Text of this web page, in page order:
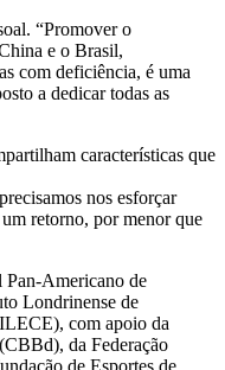
“Promover o
e o Brasil,
com deficiência, é uma
a dedicar todas as
características que
nos esforçar
retorno, por menor que
Americano de
Londrinense de
com apoio da
da Federação
de Esportes de